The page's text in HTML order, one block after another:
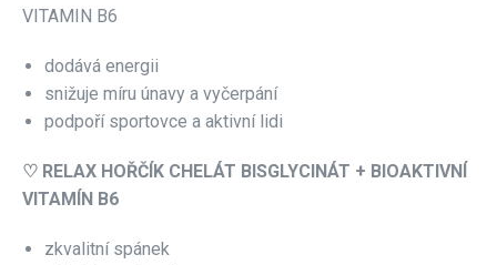
VITAMIN B6
dodává energii
snižuje míru únavy a vyčerpání
podpoří sportovce a aktivní lidi
♡ RELAX HOŘČÍK CHELÁT BISGLYCINÁT + BIOAKTIVNÍ
VITAMÍN B6
zkvalitní spánek